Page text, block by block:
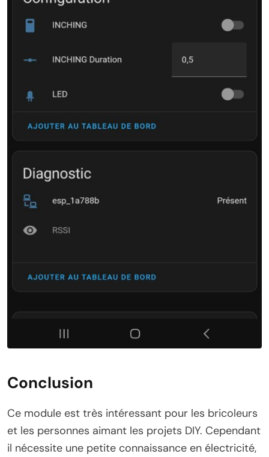
Conclusion
Ce module est très intéressant pour les bricoleurs
et les personnes aimant les projets DIY. Cependant
il nécessite une petite connaissance en électricité,